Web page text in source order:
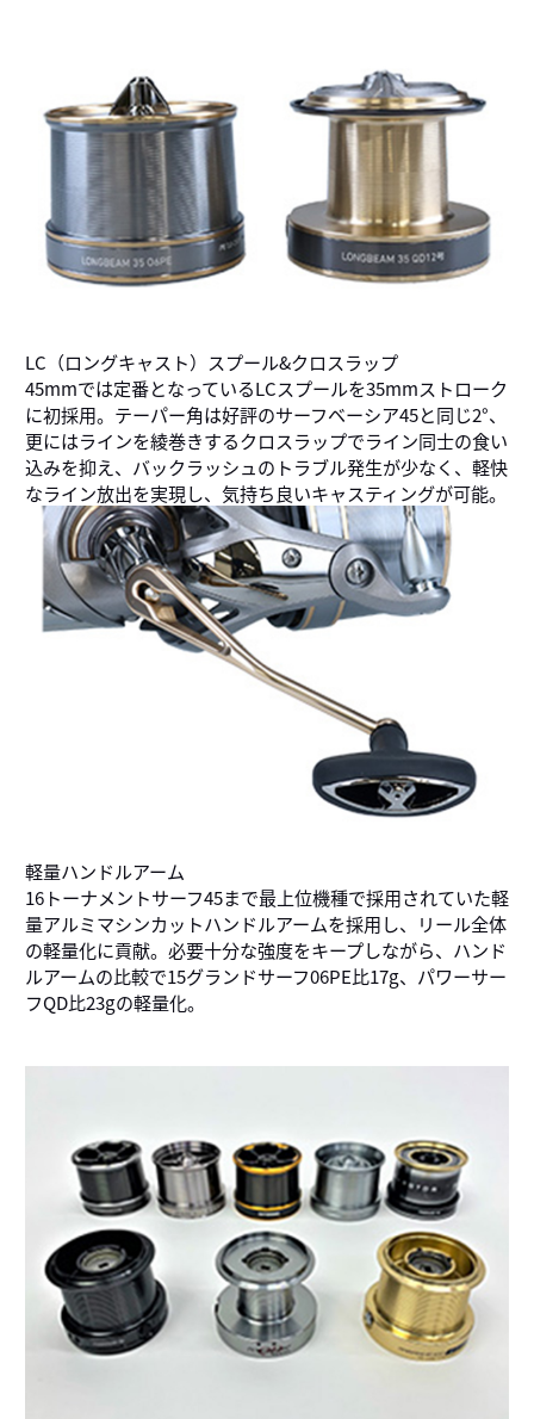
LC（ロングキャスト）スプール&クロスラップ
45mmでは定番となっているLCスプールを35mmストローク
に初採用。テーパー角は好評のサーフベーシア45と同じ2°、
更にはラインを綾巻きするクロスラップでライン同士の食い
込みを抑え、バックラッシュのトラブル発生が少なく、軽快
なライン放出を実現し、気持ち良いキャスティングが可能。
軽量ハンドルアーム
16トーナメントサーフ45まで最上位機種で採用されていた軽
量アルミマシンカットハンドルアームを採用し、リール全体
の軽量化に貢献。必要十分な強度をキープしながら、ハンド
ルアームの比較で15グランドサーフ06PE比17g、パワーサー
フQD比23gの軽量化。